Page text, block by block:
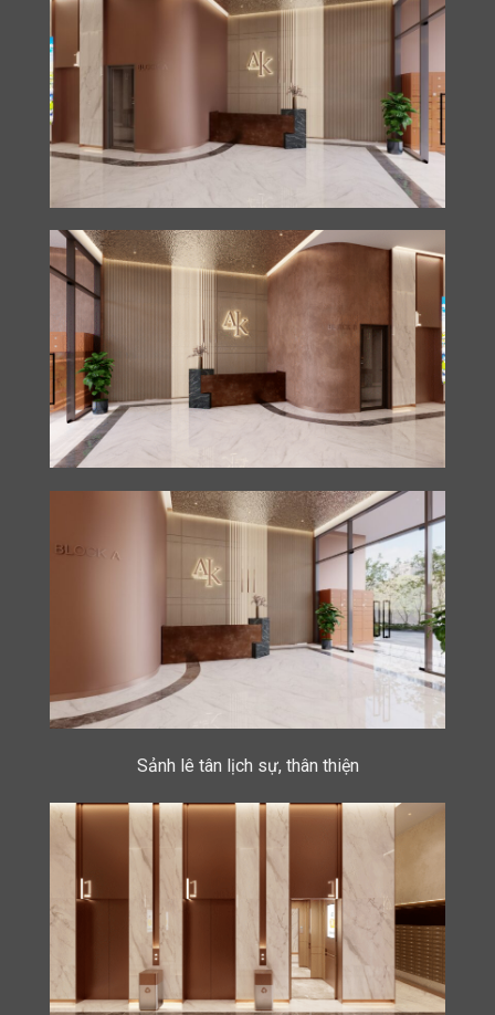
Sảnh lê tân lịch sự, thân thiện